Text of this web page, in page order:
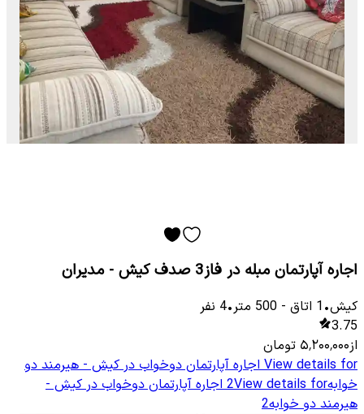
اجاره آپارتمان مبله در فاز3 صدف کیش - مدیران
کیش•
1 اتاق -
500 متر•
4 نفر
3.75
از۵٬۲۰۰٬۰۰۰ تومان
View details for اجاره آپارتمان دوخواب در کیش - هیرمند دو
خوابه2View details for اجاره آپارتمان دوخواب در کیش -
هیرمند دو خوابه2